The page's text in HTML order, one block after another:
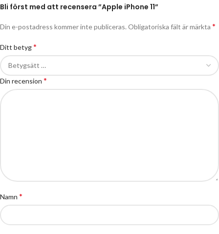
Bli först med att recensera ”Apple iPhone 11”
Din e-postadress kommer inte publiceras. Obligatoriska fält är märkta *
Ditt betyg*
Din recension *
Namn *